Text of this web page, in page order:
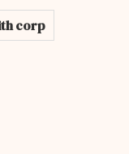
corp